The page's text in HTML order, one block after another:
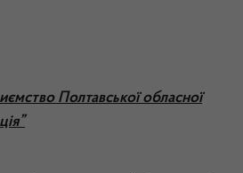
Полтавської обласної